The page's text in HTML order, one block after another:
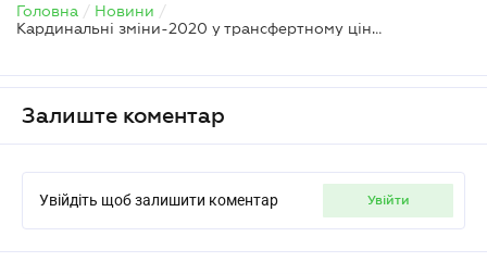
Головна / Новини /
Кардинальні зміни-2020 у трансфертному ціноутворенні — нові правила вже діють
Залиште коментар
Увійдіть щоб залишити коментар увійти